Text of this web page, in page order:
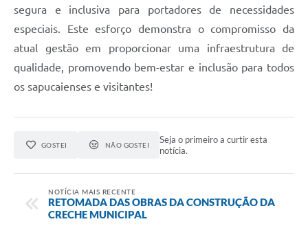
segura e inclusiva para portadores de necessidades
especiais. Este esforço demonstra o compromisso da
atual gestão em proporcionar uma infraestrutura de
qualidade, promovendo bem-estar e inclusão para todos
os sapucaienses e visitantes!
GOSTEI NÃO GOSTEI
Seja o primeiro a curtir esta
notícia.
NOTÍCIA MAIS RECENTE
RETOMADA DAS OBRAS DA CONSTRUÇÃO DA
CRECHE MUNICIPAL